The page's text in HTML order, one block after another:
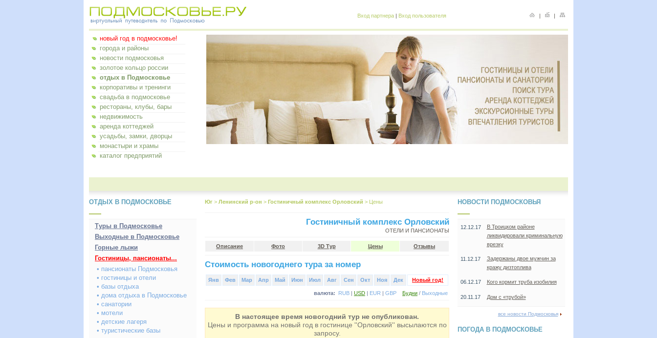
Вход партнера | Вход пользователя | |
новый год в подмосковье!
города и районы
новости подмосковья
золотое кольцо россии
отдых в Подмосковье
корпоративы и тренинги
свадьба в подмосковье
рестораны, клубы, бары
недвижимость
аренда коттеджей
усадьбы, замки, дворцы
монастыри и храмы
каталог предприятий
ОТДЫХ В ПОДМОСКОВЬЕ
Туры в Подмосковье
Выходные в Подмосковье
Горные лыжи
Гостиницы, пансионаты...
• пансионаты Подмосковья
• гостиницы и отели
• базы отдыха
• дома отдыха в Подмосковье
• санатории
• мотели
• детские лагеря
• туристические базы
Юг > Ленинский р-он > Гостиничный комплекс Орловский > Цены
Гостиничный комплекс Орловский
ОТЕЛИ И ПАНСИОНАТЫ
Описание Фото 3D Тур Цены Отзывы
Стоимость новогоднего тура за номер
Янв Фев Мар Апр Май Июн Июл Авг Сен Окт Ноя Дек Новый год!
валюта: RUB | USD | EUR | GBP Будни / Выходные
В настоящее время новогодний тур не опубликован.
Цены и программа на новый год в гостинице ''Орловский'' высылаются по
запросу.
НОВОСТИ ПОДМОСКОВЬЯ
12.12.17
В Троицком районе
ликвидировали криминальную
врезку
11.12.17
Задержаны двое мужчин за
кражу дизтоплива
06.12.17 Кого кормит труба изобилия
20.11.17 Дом с «трубой»
все новости Подмосковья
ПОГОДА В ПОДМОСКОВЬЕ